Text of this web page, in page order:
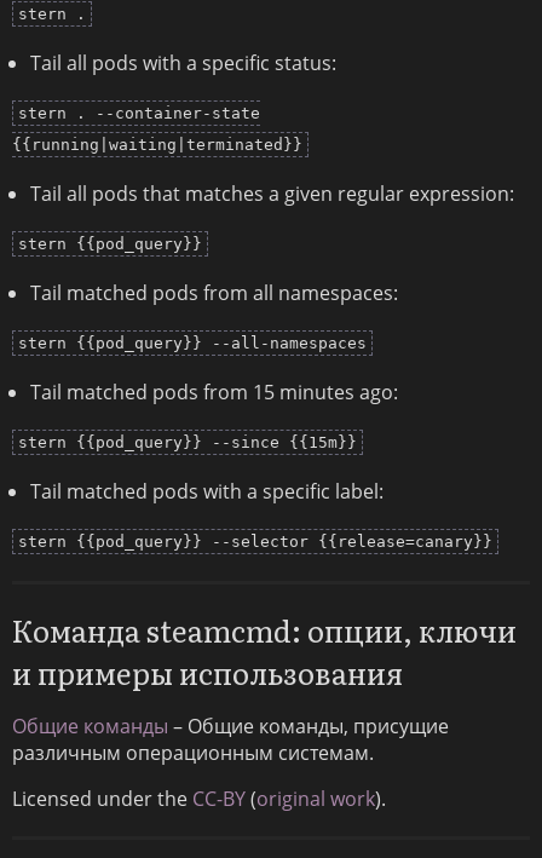
stern .
Tail all pods with a specific status:
stern . --container-state
{{running|waiting|terminated}}
Tail all pods that matches a given regular expression:
stern {{pod_query}}
Tail matched pods from all namespaces:
stern {{pod_query}} --all-namespaces
Tail matched pods from 15 minutes ago:
stern {{pod_query}} --since {{15m}}
Tail matched pods with a specific label:
stern {{pod_query}} --selector {{release=canary}}
Команда steamcmd: опции, ключи
и примеры использования
Общие команды – Общие команды, присущие
различным операционным системам.
Licensed under the CC-BY(original work).